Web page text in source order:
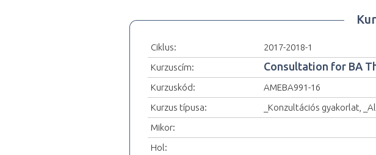
Ciklus:
2017-2018-1
Kurzuscím:
Consultation for BA
Kurzuskód:
AMEBA991-16
Kurzus típusa:
_Konzultációs gyakorlat,
Mikor:
Hol: